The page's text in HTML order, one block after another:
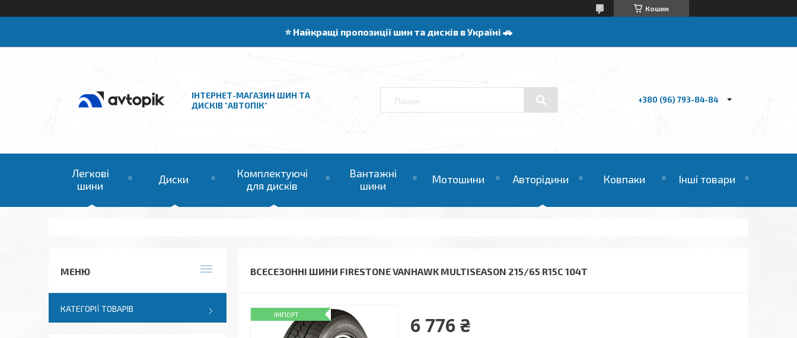
Кошик
⭐️ Найкращі пропозиції шин та дисків в Україні 🚗
ІНТЕРНЕТ-МАГАЗИН ШИН ТА
ДИСКІВ "АВТОПІК"
+380 (96) 793-84-84
Легкові
шини
Диски
Комплектуючі
для дисків
Вантажні
шини
Мотошини Авторідини Ковпаки Інші товари
ВСЕСЕЗОННІ ШИНИ FIRESTONE VANHAWK MULTISEASON 215/65 R15C 104T
ІМПОРТ 6 776 ₴
КАТЕГОРІЇ ТОВАРІВ